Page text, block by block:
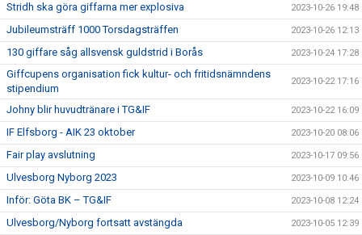
Stridh ska göra giffarna mer explosiva 2023-10-26 19:48
Jubileumsträff 1000 Torsdagsträffen 2023-10-26 12:13
130 giffare såg allsvensk guldstrid i Borås 2023-10-24 17:28
Giffcupens organisation fick kultur- och fritidsnämndens
stipendium
2023-10-22 17:16
Johny blir huvudtränare i TG&IF 2023-10-22 16:09
IF Elfsborg - AIK 23 oktober 2023-10-20 08:06
Fair play avslutning 2023-10-17 09:56
Ulvesborg Nyborg 2023 2023-10-09 10:46
Inför: Göta BK – TG&IF 2023-10-08 12:24
Ulvesborg/Nyborg fortsatt avstängda 2023-10-05 12:39